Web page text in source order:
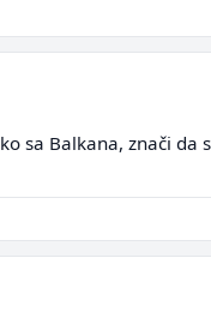
sa Balkana, znači da